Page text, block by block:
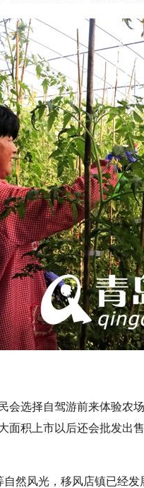
会选择自驾游前来体验农
面积上市以后还会批发出
然风光，移风店镇已经